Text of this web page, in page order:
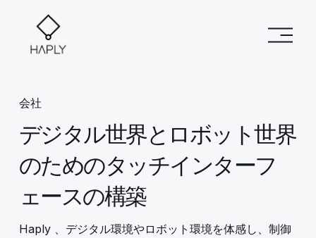
メ
ニ
く
会社
デジタル世界とロボット世界
のためのタッチインターフ
ェースの構築
Haply 、デジタル環境やロボット環境を体感し、制御